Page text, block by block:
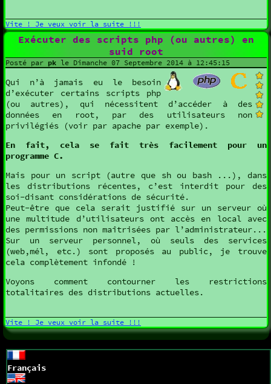
Vite ! Je veux voir la suite !!!
Exécuter des scripts php (ou autres) en
suid root
Posté par pk le Dimanche 07 Septembre 2014 à 12:45:15
Qui n’à jamais eu le besoin
d’exécuter certains scripts php
(ou autres), qui nécessitent d’accéder à des
données en root, par des utilisateurs non
privilégiés (voir par apache par exemple).
En fait, cela se fait très facilement pour un
programme C.
Mais pour un script (autre que sh ou bash ...), dans
les distributions récentes, c’est interdit pour des
soi-disant considérations de sécurité.
Peut-être que cela serait justifié sur un serveur où
une multitude d’utilisateurs ont accès en local avec
des permissions non maîtrisées par l’administrateur...
Sur un serveur personnel, où seuls des services
(web,mél, etc.) sont proposés au public, je trouve
cela complètement infondé !
Voyons comment contourner les restrictions
totalitaires des distributions actuelles.
Vite ! Je veux voir la suite !!!
Français